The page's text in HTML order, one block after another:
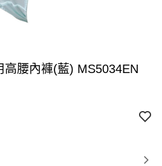
腰內褲(藍) MS5034EN